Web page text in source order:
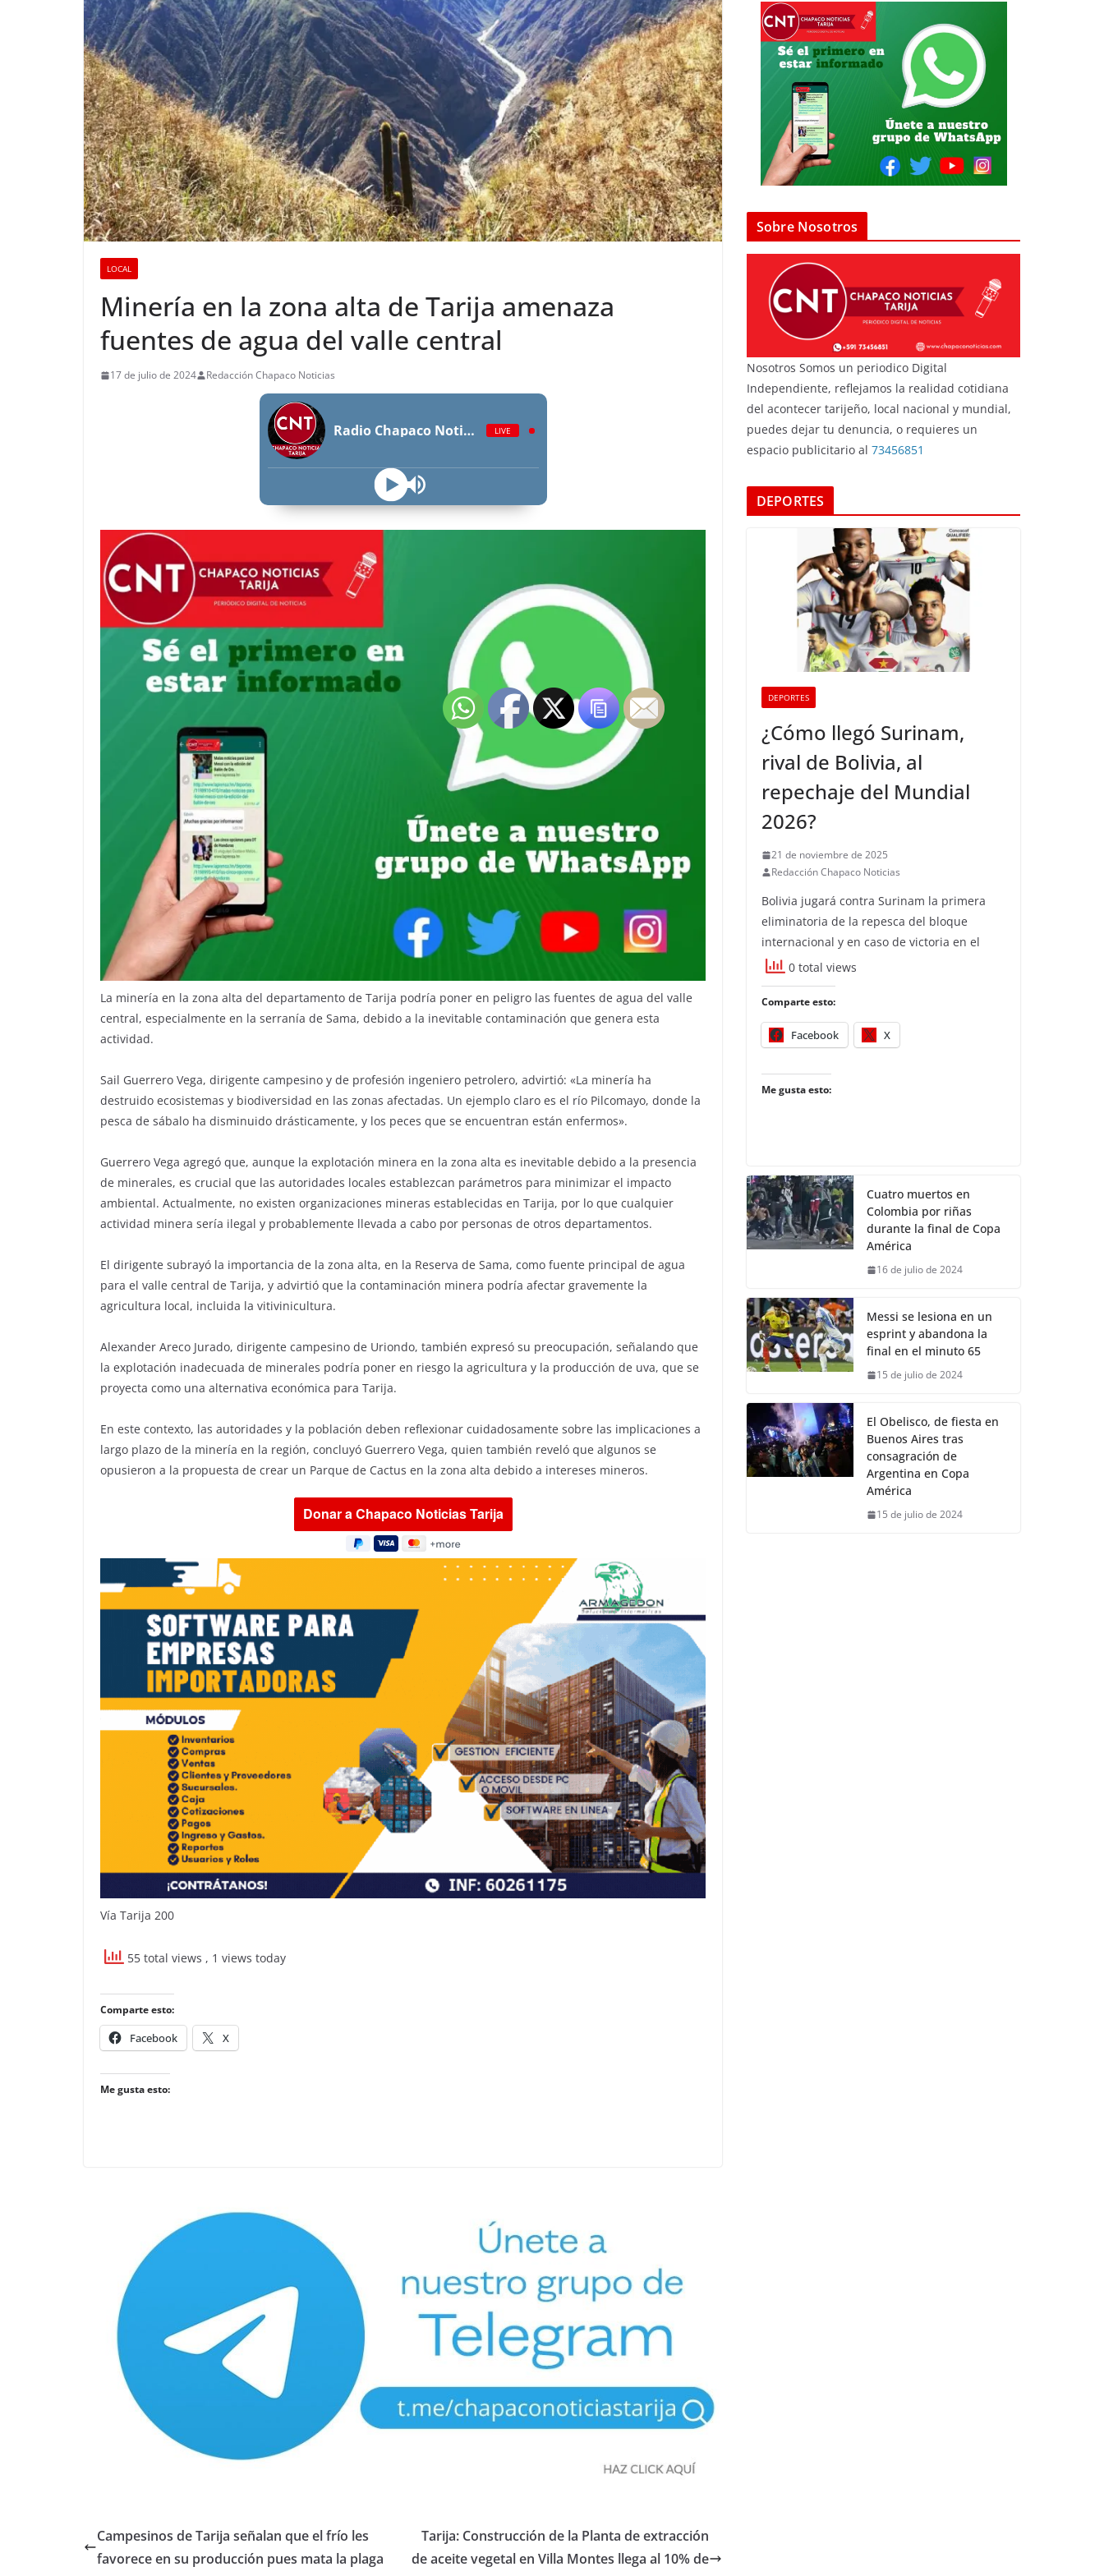
LOCAL
Minería en la zona alta de Tarija amenaza
fuentes de agua del valle central
17 de julio de 2024 Redacción Chapaco Noticias
Radio Chapaco Noticias Las 24 horas en vivo LIVE
La minería en la zona alta del departamento de Tarija podría poner en peligro las fuentes de agua del valle
central, especialmente en la serranía de Sama, debido a la inevitable contaminación que genera esta
actividad.
Sail Guerrero Vega, dirigente campesino y de profesión ingeniero petrolero, advirtió: «La minería ha
destruido ecosistemas y biodiversidad en las zonas afectadas. Un ejemplo claro es el río Pilcomayo, donde la
pesca de sábalo ha disminuido drásticamente, y los peces que se encuentran están enfermos».
Guerrero Vega agregó que, aunque la explotación minera en la zona alta es inevitable debido a la presencia
de minerales, es crucial que las autoridades locales establezcan parámetros para minimizar el impacto
ambiental. Actualmente, no existen organizaciones mineras establecidas en Tarija, por lo que cualquier
actividad minera sería ilegal y probablemente llevada a cabo por personas de otros departamentos.
El dirigente subrayó la importancia de la zona alta, en la Reserva de Sama, como fuente principal de agua
para el valle central de Tarija, y advirtió que la contaminación minera podría afectar gravemente la
agricultura local, incluida la vitivinicultura.
Alexander Areco Jurado, dirigente campesino de Uriondo, también expresó su preocupación, señalando que
la explotación inadecuada de minerales podría poner en riesgo la agricultura y la producción de uva, que se
proyecta como una alternativa económica para Tarija.
En este contexto, las autoridades y la población deben reflexionar cuidadosamente sobre las implicaciones a
largo plazo de la minería en la región, concluyó Guerrero Vega, quien también reveló que algunos se
opusieron a la propuesta de crear un Parque de Cactus en la zona alta debido a intereses mineros.
Vía Tarija 200
55 total views , 1 views today
Comparte esto:
Facebook X
Me gusta esto:
Campesinos de Tarija señalan que el frío les
favorece en su producción pues mata la plaga
Tarija: Construcción de la Planta de extracción
de aceite vegetal en Villa Montes llega al 10% de
Sobre Nosotros
Nosotros Somos un periodico Digital
Independiente, reflejamos la realidad cotidiana
del acontecer tarijeño, local nacional y mundial,
puedes dejar tu denuncia, o requieres un
espacio publicitario al 73456851
DEPORTES
DEPORTES
¿Cómo llegó Surinam,
rival de Bolivia, al
repechaje del Mundial
2026?
21 de noviembre de 2025
Redacción Chapaco Noticias
Bolivia jugará contra Surinam la primera
eliminatoria de la repesca del bloque
internacional y en caso de victoria en el
0 total views
Comparte esto:
Facebook X
Me gusta esto:
Cuatro muertos en
Colombia por riñas
durante la final de Copa
América
16 de julio de 2024
Messi se lesiona en un
esprint y abandona la
final en el minuto 65
15 de julio de 2024
El Obelisco, de fiesta en
Buenos Aires tras
consagración de
Argentina en Copa
América
15 de julio de 2024